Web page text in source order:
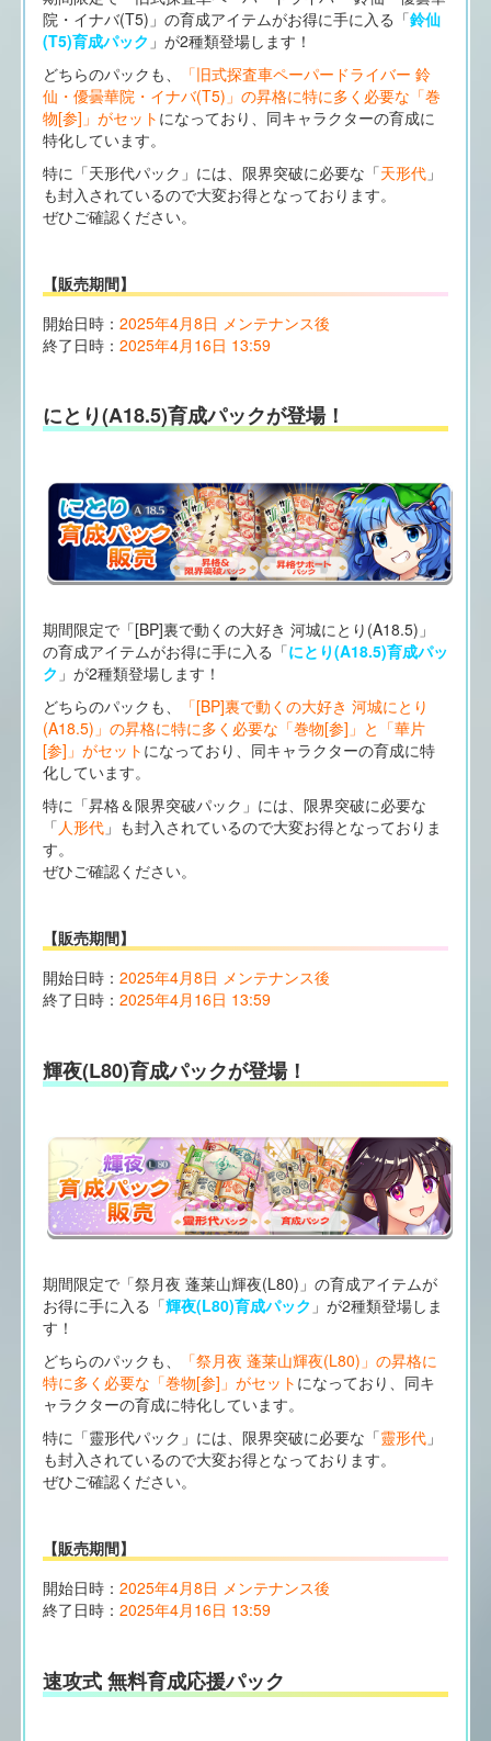
院・イナバ(T5)」の育成アイテムがお得に手に入る「鈴仙
(T5)育成パック 」が2種類登場します！
どちらのパックも、
「旧式探査車ペーパードライバー 鈴
仙・優曇華院・イナバ(T5)」の昇格に特に多く必要な「巻
物[参]」がセット になっており、同キャラクターの育成に
特化しています。
特に「天形代パック」には、限界突破に必要な「天形代」
も封入されているので大変お得となっております。
ぜひご確認ください。
【販売期間】
開始日時： 2025年4月8日 メンテナンス後
終了日時： 2025年4月16日 13:59
にとり(A18.5)育成パックが登場！
期間限定で「[BP]裏で動くの大好き 河城にとり(A18.5)」
の育成アイテムがお得に手に入る「にとり(A18.5)育成パッ
ク 」が2種類登場します！
どちらのパックも、
「[BP]裏で動くの大好き 河城にとり
(A18.5)」の昇格に特に多く必要な「巻物[参]」と「華片
[参]」がセット になっており、同キャラクターの育成に特
化しています。
特に「昇格＆限界突破パック」には、限界突破に必要な
「 人形代」も封入されているので大変お得となっておりま
す。
ぜひご確認ください。
【販売期間】
開始日時： 2025年4月8日 メンテナンス後
終了日時： 2025年4月16日 13:59
輝夜(L80)育成パックが登場！
期間限定で「祭月夜 蓬莱山輝夜(L80)」の育成アイテムが
お得に手に入る「輝夜(L80)育成パック 」が2種類登場しま
す！
どちらのパックも、
「祭月夜 蓬莱山輝夜(L80)」の昇格に
特に多く必要な「巻物[参]」がセット になっており、同キ
ャラクターの育成に特化しています。
特に「靈形代パック」には、限界突破に必要な「靈形代」
も封入されているので大変お得となっております。
ぜひご確認ください。
【販売期間】
開始日時： 2025年4月8日 メンテナンス後
終了日時： 2025年4月16日 13:59
速攻式 無料育成応援パック